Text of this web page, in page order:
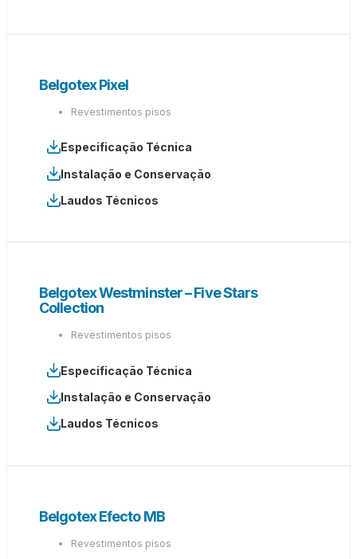
Belgotex Pixel
Revestimentos pisos
Especificação Técnica
Instalação e Conservação
Laudos Técnicos
Belgotex Westminster – Five Stars
Collection
Revestimentos pisos
Especificação Técnica
Instalação e Conservação
Laudos Técnicos
Belgotex Efecto MB
Revestimentos pisos